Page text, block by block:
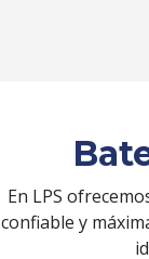
En LPS
confiable y